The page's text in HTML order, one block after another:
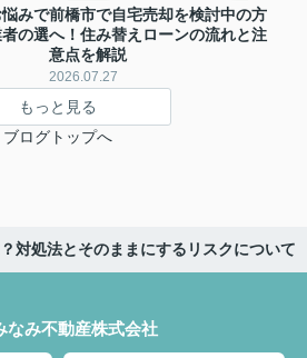
みで
の選
前橋市で自宅売却を検討中の方
へ！住み替えローンの流れと注
意点を解説
2026.07.27
もっと見る
ブログトップへ
対処法とそのままにするリスクについて
なみ不動産株式会社